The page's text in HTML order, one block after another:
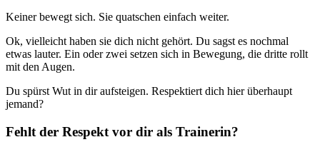
Keiner bewegt sich. Sie quatschen einfach weiter.
Ok, vielleicht haben sie dich nicht gehört. Du sagst es nochmal
etwas lauter. Ein oder zwei setzen sich in Bewegung, die dritte rollt
mit den Augen.
Du spürst Wut in dir aufsteigen. Respektiert dich hier überhaupt
jemand?
Fehlt der Respekt vor dir als Trainerin?